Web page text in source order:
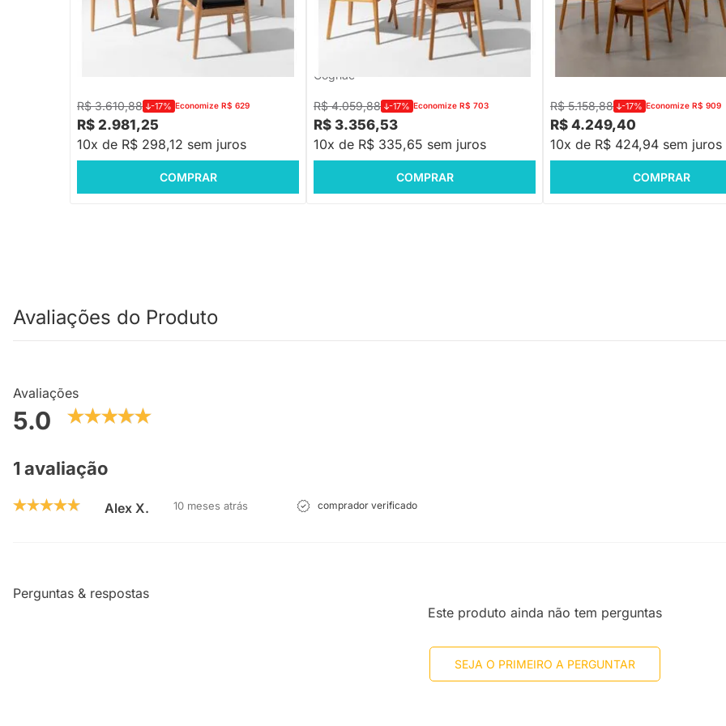
Conjunto Mesa de Jantar Square
Redonda Branco - 88cm + 4 Cadeiras
R$ 3.610,88 -17% Economize R$ 629
R$ 2.981,25
10x de R$ 298,12 sem juros
COMPRAR
Conjunto Mesa de Jantar Square
Redonda Bétula - 88cm + 4 Cadeiras
Nord Encosto Madeira Assento PU -
Cognac
R$ 4.059,88 -17% Economize R$ 703
R$ 3.356,53
10x de R$ 335,65 sem juros
COMPRAR
Conjunto Mesa Jantar Square
88cm Louro Freijó + 4 Cadeiras
Encosto Palha Larga Assento PU
R$ 5.158,88 -17% Economize R$ 909
R$ 4.249,40
10x de R$ 424,94 sem juros
COMPRAR
Avaliações do Produto
Avaliações
5.0
1 avaliação
Alex X. 10 meses atrás comprador verificado
Perguntas & respostas
Este produto ainda não tem perguntas
SEJA O PRIMEIRO A PERGUNTAR